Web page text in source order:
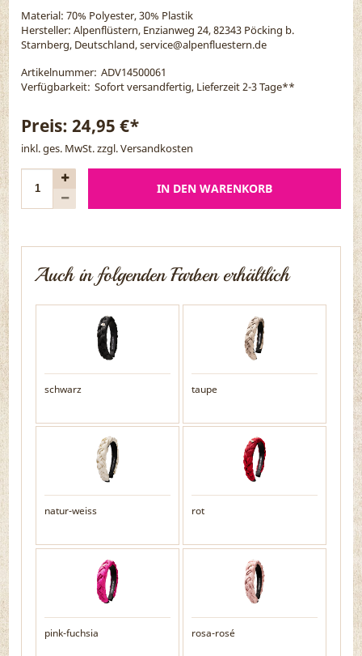
Material: 70% Polyester, 30% Plastik
Hersteller: Alpenflüstern, Enzianweg 24, 82343 Pöcking b.
Starnberg, Deutschland, service@alpenfluestern.de
Artikelnummer: ADV14500061
Verfügbarkeit: Sofort versandfertig, Lieferzeit 2-3 Tage**
Preis:24,95 €*
inkl. ges. MwSt. zzgl.Versandkosten
IN DEN WARENKORB
Auch in folgenden Farben erhältlich
schwarz taupe
natur-weiss rot
pink-fuchsia rosa-rosé